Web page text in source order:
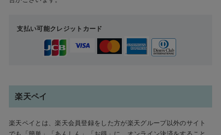
支払い可能クレジットカード
楽天ペイ
楽天ペイとは、楽天会員登録をした方が楽天グループ以外のサイト